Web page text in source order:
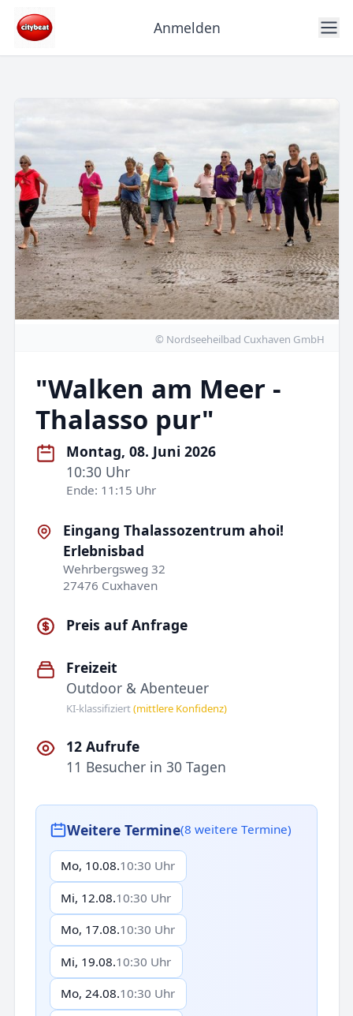
Anmelden
© Nordseeheilbad Cuxhaven GmbH
"Walken am Meer -
Thalasso pur"
Montag, 08. Juni 2026
10:30 Uhr
Ende: 11:15 Uhr
Eingang Thalassozentrum ahoi!
Erlebnisbad
Wehrbergsweg 32
27476 Cuxhaven
Preis auf Anfrage
Freizeit
Outdoor & Abenteuer
KI-klassifiziert(mittlere Konfidenz)
12 Aufrufe
11 Besucher in 30 Tagen
Weitere Termine(8 weitere Termine)
Mo, 10.08.10:30 Uhr
Mi, 12.08.10:30 Uhr
Mo, 17.08.10:30 Uhr
Mi, 19.08.10:30 Uhr
Mo, 24.08.10:30 Uhr